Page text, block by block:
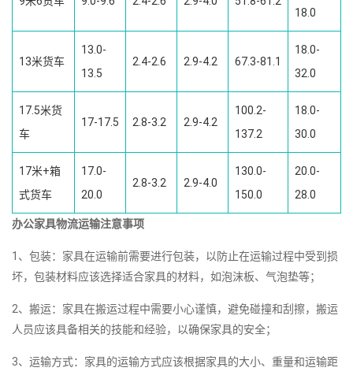
18.0
13米货车
13.0-
13.5
2.4-2.6 2.9-4.2 67.3-81.1
18.0-
32.0
17.5米货
车
17-17.5 2.8-3.2 2.9-4.2
100.2-
137.2
18.0-
30.0
17米+箱
式货车
17.0-
20.0
2.8-3.2 2.9-4.0
130.0-
150.0
20.0-
28.0
办公家具物流运输注意事项
1、包装：家具在运输前需要进行包装，以防止在运输过程中受到损
坏，包装材料应该选择适合家具的材料，如泡沫板、气泡垫等；
2、搬运：家具在搬运过程中需要小心谨慎，避免碰撞和刮擦，搬运
人员应该具备相关的技能和经验，以确保家具的安全；
3、运输方式：家具的运输方式应该根据家具的大小、重量和运输距